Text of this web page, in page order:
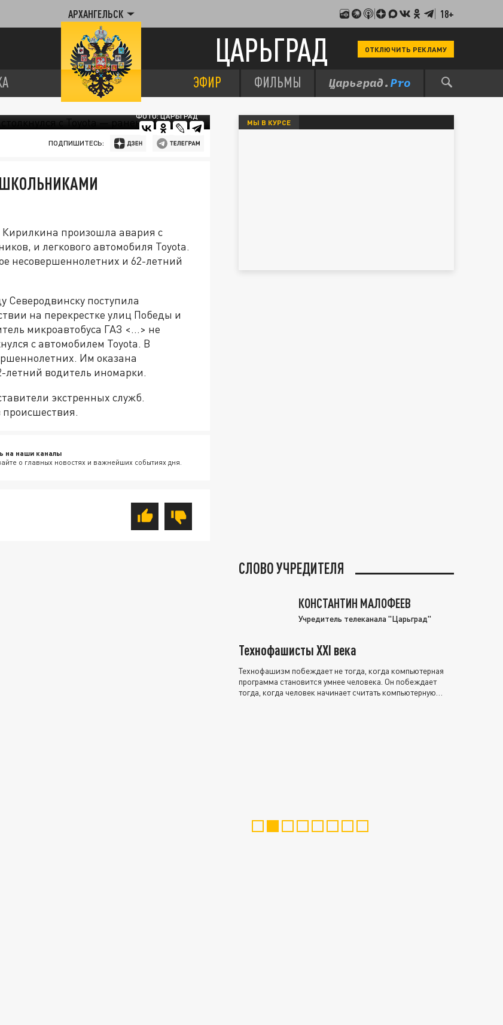
АРХАНГЕЛЬСК 18+
ЦАРЬГРАД ОТКЛЮЧИТЬ РЕКЛАМУ
ЭФИР ФИЛЬМЫ
ФОТО: ЦАРЬГРАД
ПОДПИШИТЕСЬ:
ШКОЛЬНИКАМИ
Кирилкина произошла авария с
и легкового автомобиля Toyota.
несовершеннолетних и 62-летний
Северодвинску поступила
на перекрестке улиц Победы и
микроавтобуса ГАЗ <...> не
с автомобилем Toyota. В
Им оказана
водитель иномарки.
экстренных служб.
происшествия.
на наши каналы
о главных новостях и важнейших событиях дня.
МЫ В КУРСЕ
СЛОВО УЧРЕДИТЕЛЯ
КОНСТАНТИН МАЛОФЕЕВ
Учредитель телеканала "Царьград"
Технофашисты XXI века
Технофашизм побеждает не тогда, когда компьютерная
программа становится умнее человека. Он побеждает
тогда, когда человек начинает считать компьютерную